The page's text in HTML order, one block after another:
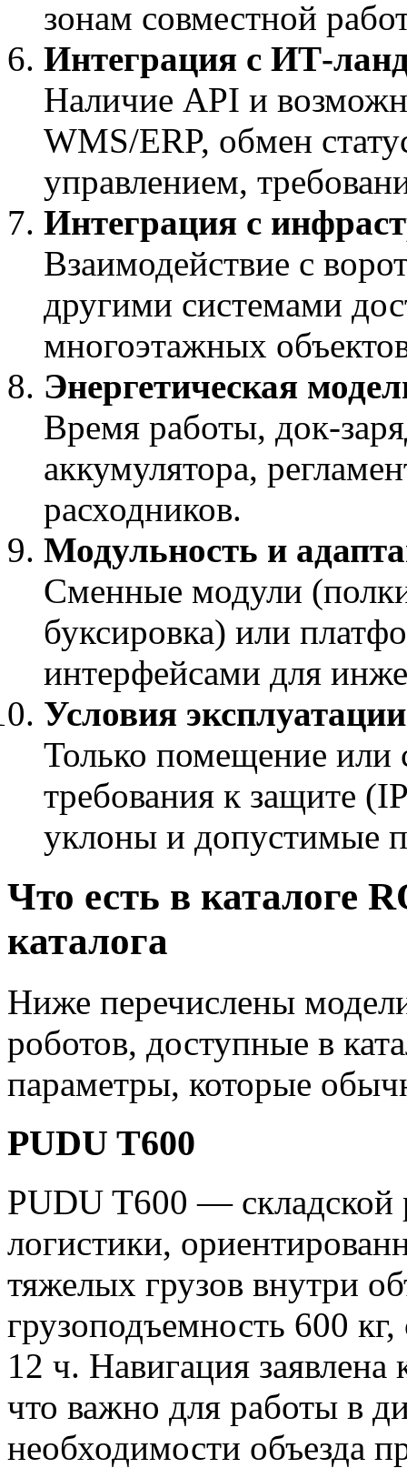
зонам совместной
Интеграция с ИТ-
Наличие API и
WMS/ERP, обмен
управлением,
Интеграция с
Взаимодействие с
другими системами
многоэтажных
Энергетическая
Время работы, док-
аккумулятора,
расходников.
Модульность и
Сменные модули
буксировка) или
интерфейсами для
Условия эксплуатации
Только помещение
требования к защите
уклоны и допустимые
Что есть в каталоге
каталога
Ниже перечислены
роботов, доступные в
параметры, которые
PUDU T600
PUDU T600 — складской
логистики,
тяжелых грузов внутри
грузоподъемность 600
12 ч. Навигация
что важно для работы в
необходимости объезда